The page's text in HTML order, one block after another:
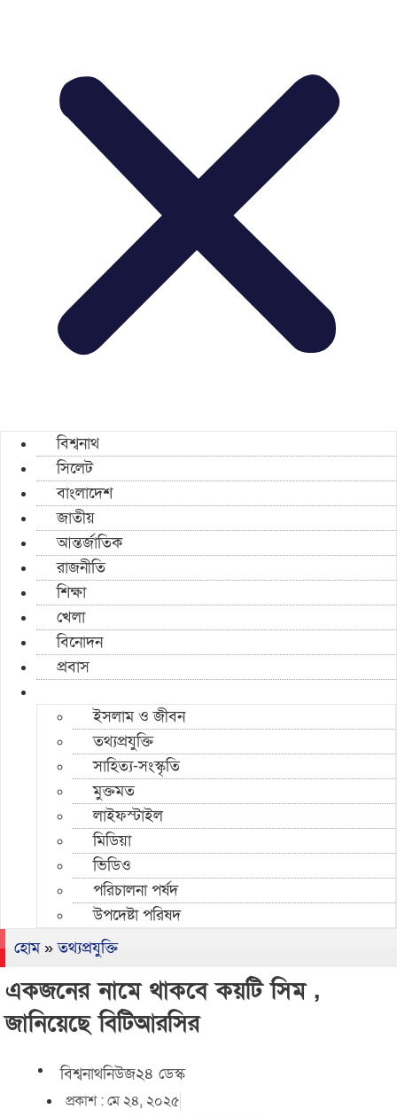
বিশ্বনাথ
সিলেট
বাংলাদেশ
জাতীয়
আন্তর্জাতিক
রাজনীতি
শিক্ষা
খেলা
বিনোদন
প্রবাস
ইসলাম ও জীবন
তথ্যপ্রযুক্তি
সাহিত্য-সংস্কৃতি
মুক্তমত
লাইফস্টাইল
মিডিয়া
ভিডিও
পরিচালনা পর্ষদ
উপদেষ্টা পরিষদ
হোম»তথ্যপ্রযুক্তি
একজনের নামে থাকবে কয়টি সিম ,
জানিয়েছে বিটিআরসির
বিশ্বনাথনিউজ২৪ ডেস্ক
প্রকাশ :মে ২৪, ২০২৫